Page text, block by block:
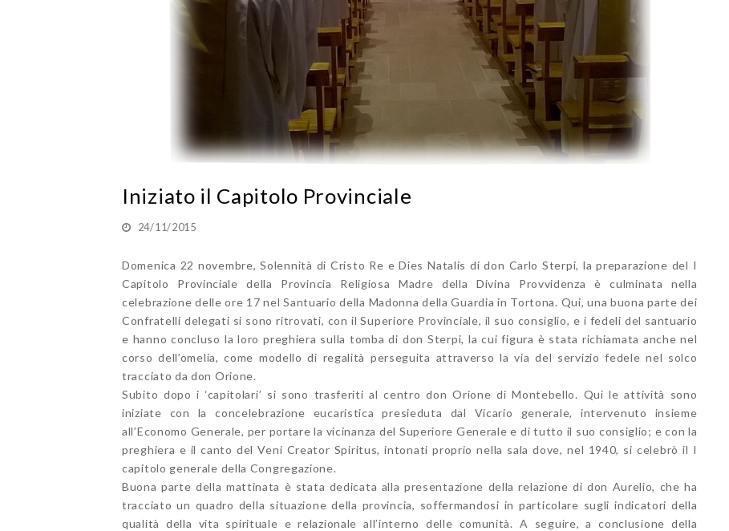
Iniziato il Capitolo Provinciale
24/11/2015
Domenica 22 novembre, Solennità di Cristo Re e Dies Natalis di don Carlo Sterpi, la preparazione del I
Capitolo Provinciale della Provincia Religiosa Madre della Divina Provvidenza è culminata nella
celebrazione delle ore 17 nel Santuario della Madonna della Guardia in Tortona. Qui, una buona parte dei
Confratelli delegati si sono ritrovati, con il Superiore Provinciale, il suo consiglio, e i fedeli del santuario
e hanno concluso la loro preghiera sulla tomba di don Sterpi, la cui figura è stata richiamata anche nel
corso dell’omelia, come modello di regalità perseguita attraverso la via del servizio fedele nel solco
tracciato da don Orione.
Subito dopo i ‘capitolari’ si sono trasferiti al centro don Orione di Montebello. Qui le attività sono
iniziate con la concelebrazione eucaristica presieduta dal Vicario generale, intervenuto insieme
all’Economo Generale, per portare la vicinanza del Superiore Generale e di tutto il suo consiglio; e con la
preghiera e il canto del Veni Creator Spiritus, intonati proprio nella sala dove, nel 1940, si celebrò il I
capitolo generale della Congregazione.
Buona parte della mattinata è stata dedicata alla presentazione della relazione di don Aurelio, che ha
tracciato un quadro della situazione della provincia, soffermandosi in particolare sugli indicatori della
qualità della vita spirituale e relazionale all’interno delle comunità. A seguire, a conclusione della